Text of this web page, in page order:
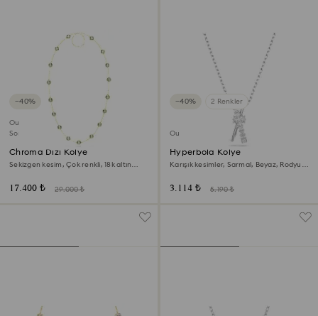
−40%
Outlet
Son Şans
Chroma Dizi Kolye
Sekizgen kesim, Çok renkli, 18k altın
17.400 ₺ 29.000 ₺
−40% 2 Renkler
Outlet
Hyperbola Kolye
Karışık kesimler, Sarmal, Beyaz, Rodyum
3.114 ₺ 5.190 ₺